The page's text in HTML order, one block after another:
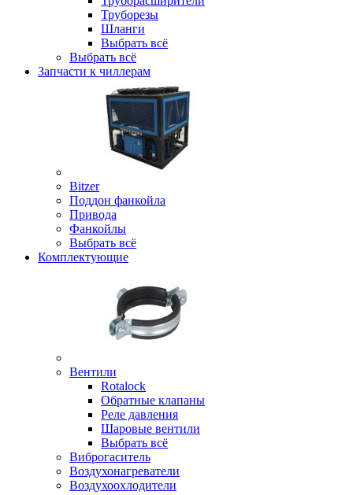
Труборезы
Шланги
Выбрать всё
Выбрать всё
Запчасти к чиллерам
Bitzer
Поддон фанкойла
Привода
Фанкойлы
Выбрать всё
Комплектующие
Вентили
Rotalock
Обратные клапаны
Реле давления
Шаровые вентили
Выбрать всё
Виброгаситель
Воздухонагреватели
Воздухоохлодители